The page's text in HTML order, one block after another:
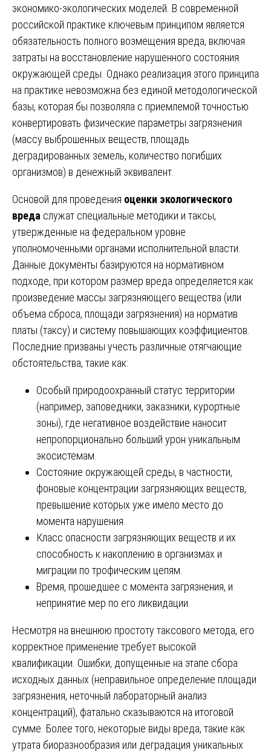
экономико-экологических моделей. В современной
российской практике ключевым принципом является
обязательность полного возмещения вреда, включая
затраты на восстановление нарушенного состояния
окружающей среды. Однако реализация этого принципа
на практике невозможна без единой методологической
базы, которая бы позволяла с приемлемой точностью
конвертировать физические параметры загрязнения
(массу выброшенных веществ, площадь
деградированных земель, количество погибших
организмов) в денежный эквивалент.
Основой для проведения оценки экологического
вреда служат специальные методики и таксы,
утвержденные на федеральном уровне
уполномоченными органами исполнительной власти.
Данные документы базируются на нормативном
подходе, при котором размер вреда определяется как
произведение массы загрязняющего вещества (или
объема сброса, площади загрязнения) на норматив
платы (таксу) и систему повышающих коэффициентов.
Последние призваны учесть различные отягчающие
обстоятельства, такие как:
Особый природоохранный статус территории
(например, заповедники, заказники, курортные
зоны), где негативное воздействие наносит
непропорционально больший урон уникальным
экосистемам.
Состояние окружающей среды, в частности,
фоновые концентрации загрязняющих веществ,
превышение которых уже имело место до
момента нарушения.
Класс опасности загрязняющих веществ и их
способность к накоплению в организмах и
миграции по трофическим цепям.
Время, прошедшее с момента загрязнения, и
непринятие мер по его ликвидации.
Несмотря на внешнюю простоту таксового метода, его
корректное применение требует высокой
квалификации. Ошибки, допущенные на этапе сбора
исходных данных (неправильное определение площади
загрязнения, неточный лабораторный анализ
концентраций), фатально сказываются на итоговой
сумме. Более того, некоторые виды вреда, такие как
утрата биоразнообразия или деградация уникальных